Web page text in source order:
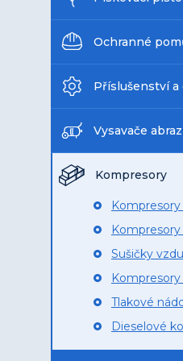
n
e
l
Ochranné
Příslušenství a
Vysavače
Kompresory
Sušičky
Tlakové
Dieselové